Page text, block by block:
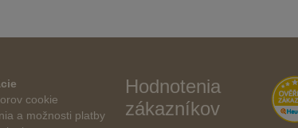
cookie
a možnosti platby
Hodnotenia
zákazníkov